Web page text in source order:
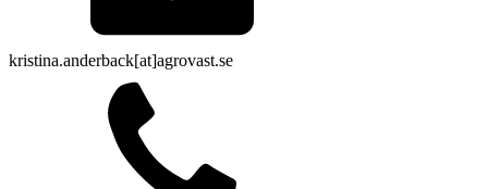
kristina.anderback[at]agrovast.se